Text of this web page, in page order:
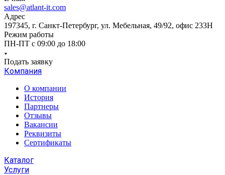
sales@atlant-it.com
Адрес
197345, г. Санкт-Петербург, ул. Мебельная, 49/92, офис 233Н
Режим работы
ПН-ПТ с 09:00 до 18:00
Подать заявку
Компания
О компании
История
Партнеры
Отзывы
Вакансии
Реквизиты
Сертификаты
Каталог
Услуги